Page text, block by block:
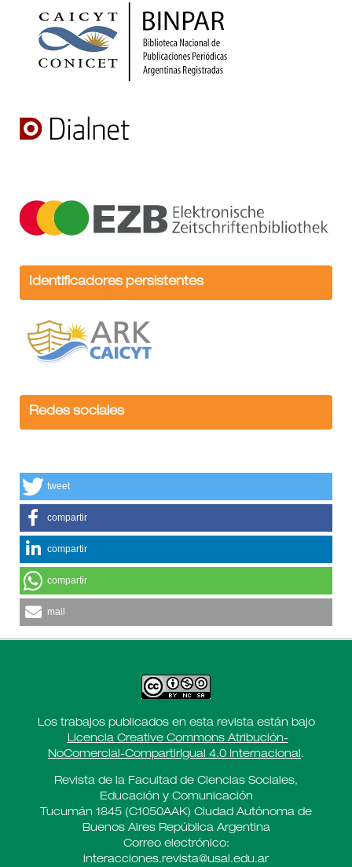
Identificadores persistentes
Redes sociales
tweet
compartir
compartir
compartir
mail
Los trabajos publicados en esta revista están bajo
Licencia Creative Commons Atribución-
NoComercial-CompartirIgual 4.0 Internacional .
Revista de la Facultad de Ciencias Sociales,
Educación y Comunicación
Tucumán 1845 (C1050AAK) Ciudad Autónoma de
Buenos Aires República Argentina
Correo electrónico:
interacciones.revista@usal.edu.ar